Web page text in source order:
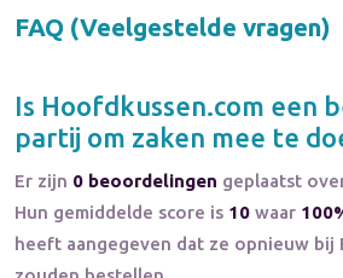
FAQ (Veelgestelde vragen)
Is Hoofdkussen.com een
partij om zaken mee te
Er zijn 0 beoordelingen geplaatst
Hun gemiddelde score is 10 waar
heeft aangegeven dat ze opnieuw bij